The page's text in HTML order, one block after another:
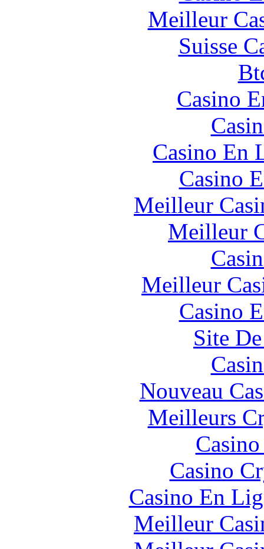
Meilleur
Suisse
Casino
Casino En
Casino
Meilleur
Meilleur
Meilleur
Casino
Site
Nouveau
Meilleurs
Casino
Casino En
Meilleur